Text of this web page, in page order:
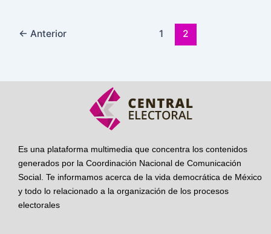
← Anterior 1 2
Es una plataforma multimedia que concentra los contenidos
generados por la Coordinación Nacional de Comunicación
Social. Te informamos acerca de la vida democrática de México
y todo lo relacionado a la organización de los procesos
electorales